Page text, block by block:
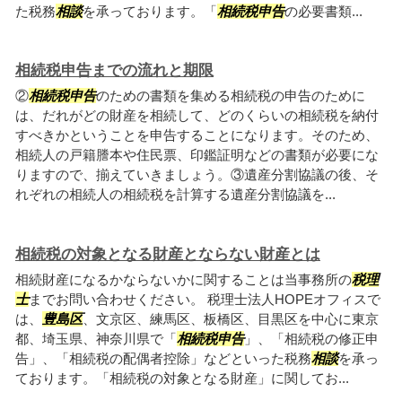
た税務相談を承っております。「相続税申告の必要書類...
相続税申告までの流れと期限
②相続税申告のための書類を集める相続税の申告のために
は、だれがどの財産を相続して、どのくらいの相続税を納付
すべきかということを申告することになります。そのため、
相続人の戸籍謄本や住民票、印鑑証明などの書類が必要にな
りますので、揃えていきましょう。③遺産分割協議の後、そ
れぞれの相続人の相続税を計算する遺産分割協議を...
相続税の対象となる財産とならない財産とは
相続財産になるかならないかに関することは当事務所の税理
士までお問い合わせください。 税理士法人HOPEオフィスで
は、
豊島区、文京区、練馬区、板橋区、目黒区を中心に東京
都、埼玉県、神奈川県で「相続税申告」、「相続税の修正申
告」、「相続税の配偶者控除」などといった税務相談を承っ
ております。「相続税の対象となる財産」に関してお...